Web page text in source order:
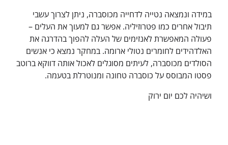
במידה ונמצאה נטייה לדחייה מכוסברה, ניתן לצרוך עשבי
תיבול אחרים כמו פטרוזיליה. אפשר גם למעוך את העלים –
פעולה המאפשרת לאנזימים של העלה להפוך בהדרגה את
האלדהידים לחומרים נטולי ארומה. במחקר נמצא כי אנשים
הסולדים מכוסברה, לעיתים מסוגלים לאכול אותה דווקא ברוטב
פסטו המבוסס על כוסברה טחונה ומנוטרלת בטעמה.
ושיהיה לכם יום ירוק